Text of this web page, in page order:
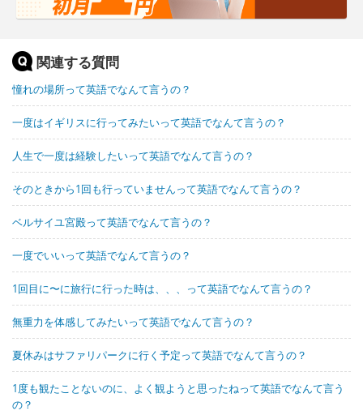
関連する質問
憧れの場所って英語でなんて言うの？
一度はイギリスに行ってみたいって英語でなんて言うの？
人生で一度は経験したいって英語でなんて言うの？
そのときから1回も行っていませんって英語でなんて言うの？
ベルサイユ宮殿って英語でなんて言うの？
一度でいいって英語でなんて言うの？
1回目に〜に旅行に行った時は、、、って英語でなんて言うの？
無重力を体感してみたいって英語でなんて言うの？
夏休みはサファリパークに行く予定って英語でなんて言うの？
1度も観たことないのに、よく観ようと思ったねって英語でなんて言う
の？